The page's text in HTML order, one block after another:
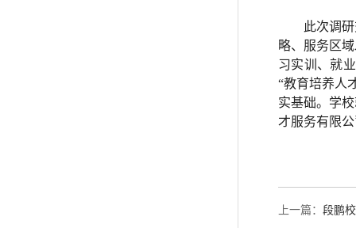
此次调
略、服务区
习实训、就
“教育培养人
实基础。学
才服务有限
上一篇： 段鹏